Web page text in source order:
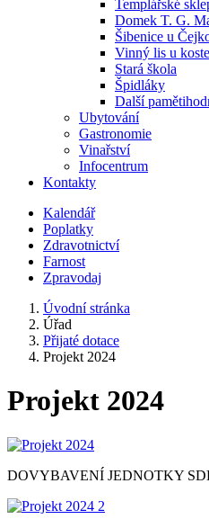
Templářské
Domek T. G.
Šibenice u
Vinný lis u
Stará škola
Špidláky
Další
Ubytování
Gastronomie
Vinařství
Infocentrum
Kontakty
Kalendář
Poplatky
Zdravotnictví
Farnost
Zpravodaj
Úvodní stránka
Úřad
Přijaté dotace
Projekt 2024
Projekt 2024
DOVYBAVENÍ JEDNOTKY